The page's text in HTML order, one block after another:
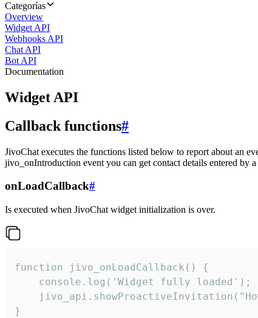
Categorías
Overview
Widget API
Webhooks API
Chat API
Bot API
Documentation
Widget API
Callback functions#
JivoChat executes the functions listed below to report about an
jivo_onIntroduction event you can get contact details entered by
onLoadCallback#
Is executed when JivoChat widget initialization is over.
function jivo_onLoadCallback() {
    console.log('Widget fully loaded');
}